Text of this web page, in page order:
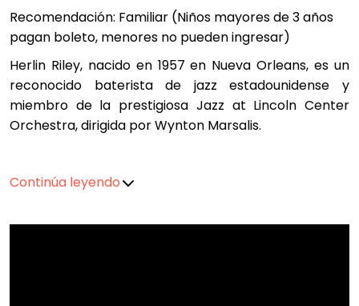
Recomendación: Familiar (Niños mayores de 3 años
pagan boleto, menores no pueden ingresar)
Herlin Riley, nacido en 1957 en Nueva Orleans, es un
reconocido baterista de jazz estadounidense y
miembro de la prestigiosa Jazz at Lincoln Center
Orchestra, dirigida por Wynton Marsalis.
batería a los tres años. Aunque durante la secundaria
universidad donde regresó a su verdadera pasión: la
Continúa leyendo